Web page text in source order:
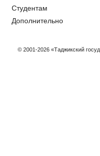
Студентам
Дополнительно
© 2001-2026 «Таджикский